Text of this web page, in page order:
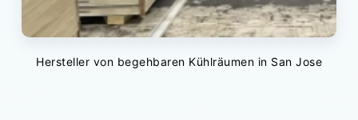
Hersteller von begehbaren Kühlräumen in San Jose